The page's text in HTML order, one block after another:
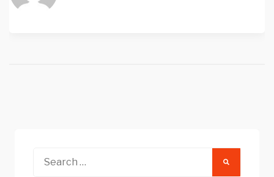
Search